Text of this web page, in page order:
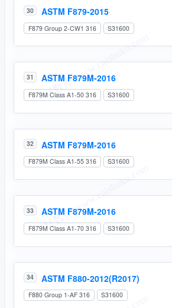
30 ASTM F879-2015
F879 Group 2-CW1 316 S31600
31 ASTM F879M-2016
F879M Class A1-50 316 S31600
32 ASTM F879M-2016
F879M Class A1-55 316 S31600
33 ASTM F879M-2016
F879M Class A1-70 316 S31600
34 ASTM F880-2012(R2017)
F880 Group 1-AF 316 S31600